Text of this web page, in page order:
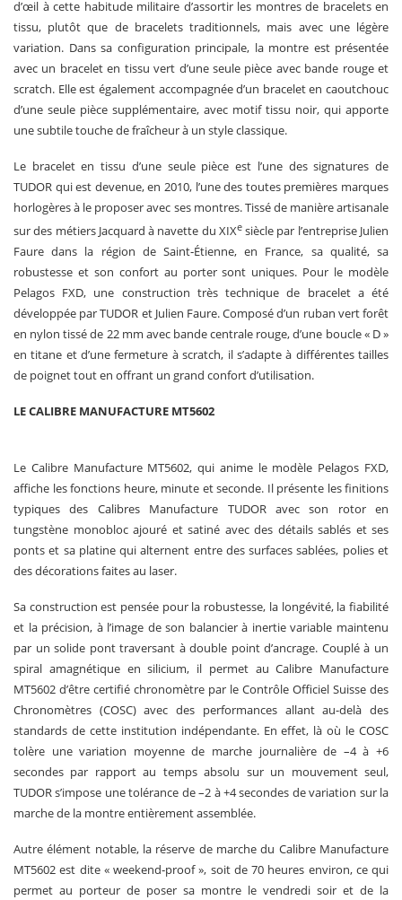
d’œil à cette habitude militaire d’assortir les montres de bracelets en
tissu, plutôt que de bracelets traditionnels, mais avec une légère
variation. Dans sa configuration principale, la montre est présentée
avec un bracelet en tissu vert d’une seule pièce avec bande rouge et
scratch. Elle est également accompagnée d’un bracelet en caoutchouc
d’une seule pièce supplémentaire, avec motif tissu noir, qui apporte
une subtile touche de fraîcheur à un style classique.
Le bracelet en tissu d’une seule pièce est l’une des signatures de
TUDOR qui est devenue, en 2010, l’une des toutes premières marques
horlogères à le proposer avec ses montres. Tissé de manière artisanale
sur des métiers Jacquard à navette du XIXesiècle par l’entreprise Julien
Faure dans la région de Saint‑Étienne, en France, sa qualité, sa
robustesse et son confort au porter sont uniques. Pour le modèle
Pelagos FXD, une construction très technique de bracelet a été
développée par TUDOR et Julien Faure. Composé d’un ruban vert forêt
en nylon tissé de 22 mm avec bande centrale rouge, d’une boucle « D »
en titane et d’une fermeture à scratch, il s’adapte à différentes tailles
de poignet tout en offrant un grand confort d’utilisation.
LE CALIBRE MANUFACTURE MT5602
Le Calibre Manufacture MT5602, qui anime le modèle Pelagos FXD,
affiche les fonctions heure, minute et seconde. Il présente les finitions
typiques des Calibres Manufacture TUDOR avec son rotor en
tungstène monobloc ajouré et satiné avec des détails sablés et ses
ponts et sa platine qui alternent entre des surfaces sablées, polies et
des décorations faites au laser.
Sa construction est pensée pour la robustesse, la longévité, la fiabilité
et la précision, à l’image de son balancier à inertie variable maintenu
par un solide pont traversant à double point d’ancrage. Couplé à un
spiral amagnétique en silicium, il permet au Calibre Manufacture
MT5602 d’être certifié chronomètre par le Contrôle Officiel Suisse des
Chronomètres (COSC) avec des performances allant au-delà des
standards de cette institution indépendante. En effet, là où le COSC
tolère une variation moyenne de marche journalière de –4 à +6
secondes par rapport au temps absolu sur un mouvement seul,
TUDOR s’impose une tolérance de –2 à +4 secondes de variation sur la
marche de la montre entièrement assemblée.
Autre élément notable, la réserve de marche du Calibre Manufacture
MT5602 est dite « weekend‑proof », soit de 70 heures environ, ce qui
permet au porteur de poser sa montre le vendredi soir et de la